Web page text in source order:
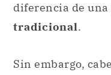
diferencia de
tradicional.
Sin embargo,